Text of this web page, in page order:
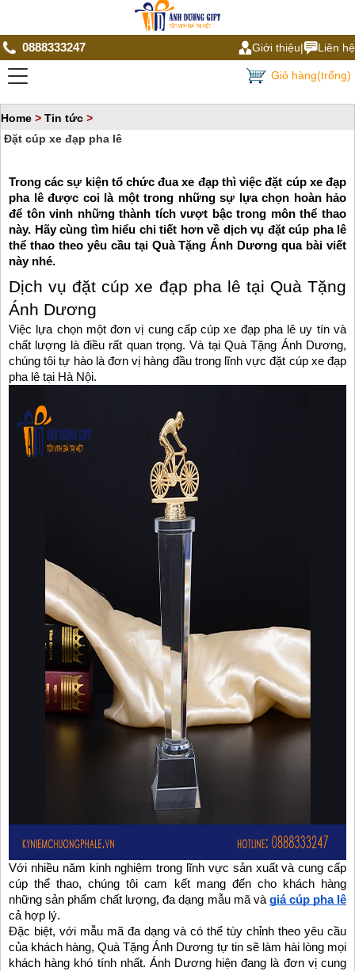
0888333247 Giới thiệu| Liên hệ
Giỏ hàng(trống)
Home > Tin tức >
Đặt cúp xe đạp pha lê
Trong các sự kiện tổ chức đua xe đạp thì việcđặt cúp xe đạp
pha lêđược coi là một trong những sự lựa chọn hoàn hảo
để tôn vinh những thành tích vượt bậc trong môn thể thao
này. Hãy cùng tìm hiểu chi tiết hơn về dịch vụ đặt cúp pha lê
thể thao theo yêu cầu tại Quà Tặng Ánh Dương qua bài viết
này nhé.
Dịch vụ đặt cúp xe đạp pha lê tại Quà Tặng
Ánh Dương
Việc lựa chọn một đơn vị cung cấp cúp xe đạp pha lê uy tín và
chất lượng là điều rất quan trọng. Và tại Quà Tặng Ánh Dương,
chúng tôi tự hào là đơn vị hàng đầu trong lĩnh vực đặt cúp xe đạp
pha lê tại Hà Nội.
Với nhiều năm kinh nghiệm trong lĩnh vực sản xuất và cung cấp
cúp thể thao, chúng tôi cam kết mang đến cho khách hàng
những sản phẩm chất lượng, đa dạng mẫu mã và giá cúp pha lê
cả hợp lý.
Đặc biệt, với mẫu mã đa dạng và có thể tùy chỉnh theo yêu cầu
của khách hàng, Quà Tặng Ánh Dương tự tin sẽ làm hài lòng mọi
khách hàng khó tính nhất. Ánh Dương hiện đang là đơn vị cung